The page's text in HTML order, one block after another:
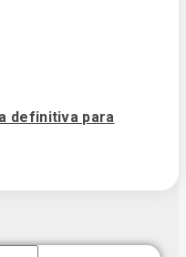
definitiva para